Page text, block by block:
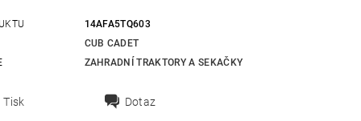
14AFA5TQ603
CUB CADET
ZAHRADNÍ TRAKTORY A SEKAČKY
Tisk Dotaz